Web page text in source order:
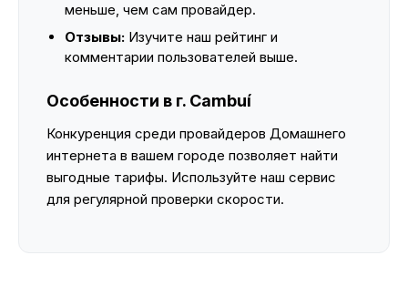
меньше, чем сам провайдер.
Отзывы: Изучите наш рейтинг и
комментарии пользователей выше.
Особенности в г. Cambuí
Конкуренция среди провайдеров Домашнего
интернета в вашем городе позволяет найти
выгодные тарифы. Используйте наш сервис
для регулярной проверки скорости.